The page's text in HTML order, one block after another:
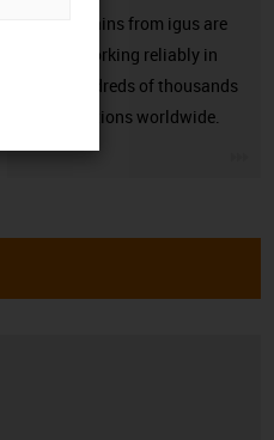
Energy chains from igus are
already working reliably in
many hundreds of thousands
of applications worldwide.